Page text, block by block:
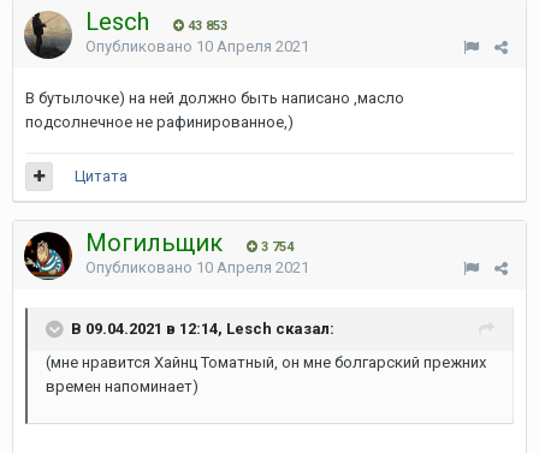
Lesch 43 853
Опубликовано 10 Апреля 2021
В бутылочке) на ней должно быть написано ,масло
подсолнечное не рафинированное,)
Цитата
Могильщик 3 754
Опубликовано 10 Апреля 2021
В 09.04.2021 в 12:14, Lesch сказал:
(мне нравится Хайнц Томатный, он мне болгарский прежних
времен напоминает)